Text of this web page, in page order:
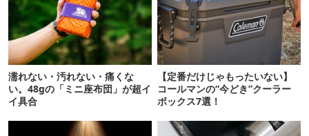
濡れない・汚れない・痛くな
い。48gの「ミニ座布団」が超イ
イ具合
【定番だけじゃもったいない】
コールマンの“今どき”クーラー
ボックス7選！